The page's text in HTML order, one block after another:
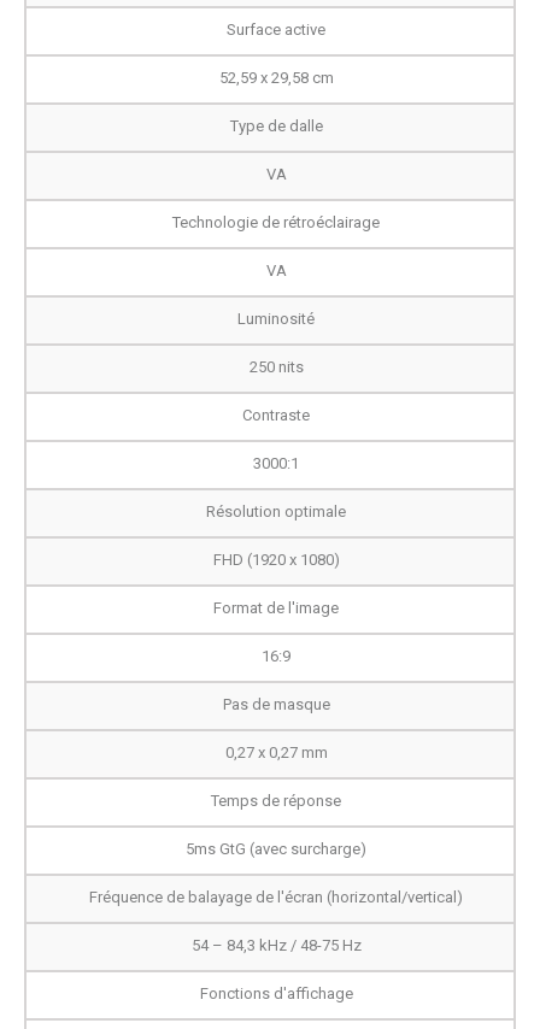
Surface active
52,59 x 29,58 cm
Type de dalle
VA
Technologie de rétroéclairage
VA
Luminosité
250 nits
Contraste
3000:1
Résolution optimale
FHD (1920 x 1080)
Format de l'image
16:9
Pas de masque
0,27 x 0,27 mm
Temps de réponse
5ms GtG (avec surcharge)
Fréquence de balayage de l'écran (horizontal/vertical)
54 – 84,3 kHz / 48-75 Hz
Fonctions d'affichage